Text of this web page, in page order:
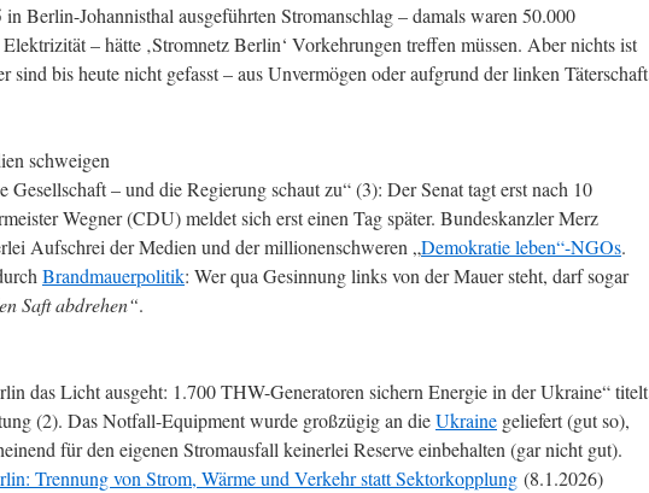
in Berlin-Johannisthal ausgeführten Stromanschlag – damals waren 50.000
– hätte ‚Stromnetz Berlin‘ Vorkehrungen treffen müssen. Aber nichts ist
sind bis heute nicht gefasst – aus Unvermögen oder aufgrund der linken Täterschaft
schweigen
Gesellschaft – und die Regierung schaut zu“ (3): Der Senat tagt erst nach 10
Wegner (CDU) meldet sich erst einen Tag später. Bundeskanzler Merz
Aufschrei der Medien und der millionenschweren „Demokratie leben“-NGOs.
Brandmauerpolitik: Wer qua Gesinnung links von der Mauer steht, darf sogar
Saft abdrehen“.
das Licht ausgeht: 1.700 THW-Generatoren sichern Energie in der Ukraine“ titelt
(2). Das Notfall-Equipment wurde großzügig an dieUkraine geliefert (gut so),
für den eigenen Stromausfall keinerlei Reserve einbehalten (gar nicht gut).
Trennung von Strom, Wärme und Verkehr statt Sektorkopplung (8.1.2026)